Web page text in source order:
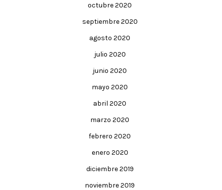
octubre 2020
septiembre 2020
agosto 2020
julio 2020
junio 2020
mayo 2020
abril 2020
marzo 2020
febrero 2020
enero 2020
diciembre 2019
noviembre 2019